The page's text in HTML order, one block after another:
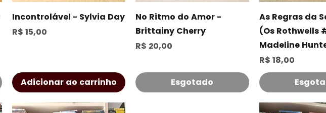
Visualização rápida
Incontrolável - Sylvia Day
Preço
R$ 15,00
Adicionar ao carrinho
Visualização rápida
No Ritmo do Amor -
Brittainy Cherry
Preço
R$ 20,00
Esgotado
As Regras da
(Os Rothwells
Madeline
Preço
R$ 18,00